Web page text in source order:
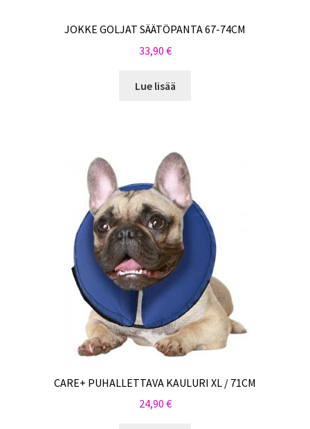
JOKKE GOLJAT SÄÄTÖPANTA 67-74CM
33,90 €
Lue lisää
CARE+ PUHALLETTAVA KAULURI XL / 71CM
24,90 €